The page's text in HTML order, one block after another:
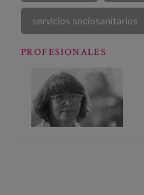
servicios sociosanitarios
PROFESIONALES